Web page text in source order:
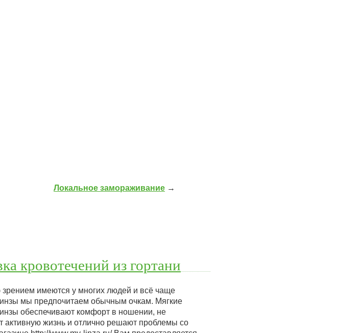
Локальное замораживание →
кровотечений из гортани
имеются у многих людей и всё чаще
мы предпочитаем обычным очкам. Мягкие
обеспечивают комфорт в ношении, не
активную жизнь и отлично решают проблемы со